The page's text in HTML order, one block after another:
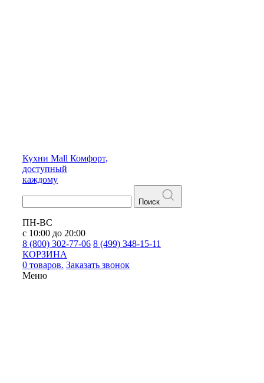
Кухни Mall Комфорт,
доступный
каждому
Поиск
ПН-ВС
с 10:00 до 20:00
8 (800) 302-77-06 8 (499) 348-15-11
КОРЗИНА
0 товаров. Заказать звонок
Меню